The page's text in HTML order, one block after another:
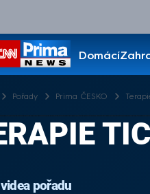
Domácí
Pořady
Pořady Prima ČESKO
pořadu